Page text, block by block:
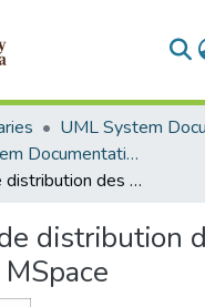
Collections
UML System Documentation
Licence de distribution des droits d’auteur MSpace
distribution